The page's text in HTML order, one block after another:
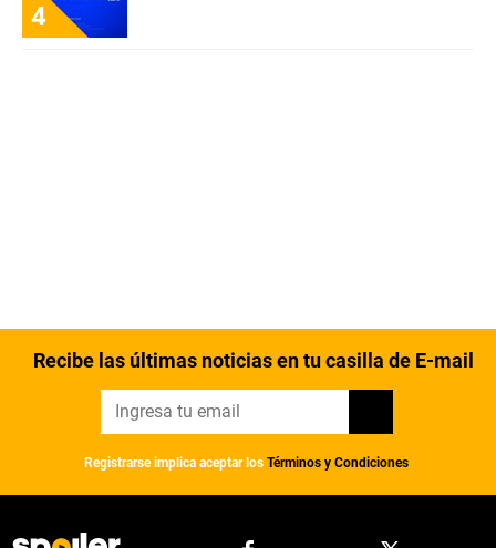
4
Recibe las últimas noticias en tu casilla de E-mail
Registrarse implica aceptar los Términos y Condiciones